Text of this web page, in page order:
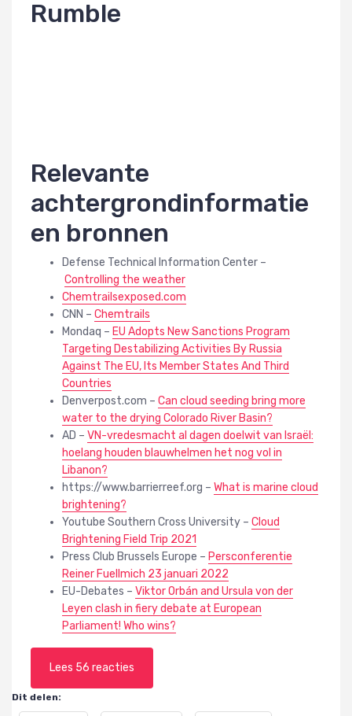
Rumble
Relevante
achtergrondinformatie
en bronnen
Defense Technical Information Center –
Controlling the weather
Chemtrailsexposed.com
CNN – Chemtrails
Mondaq – EU Adopts New Sanctions Program
Targeting Destabilizing Activities By Russia
Against The EU, Its Member States And Third
Countries
Denverpost.com – Can cloud seeding bring more
water to the drying Colorado River Basin?
AD – VN-vredesmacht al dagen doelwit van Israël:
hoelang houden blauwhelmen het nog vol in
Libanon?
https://www.barrierreef.org – What is marine cloud
brightening?
Youtube Southern Cross University – Cloud
Brightening Field Trip 2021
Press Club Brussels Europe – Persconferentie
Reiner Fuellmich 23 januari 2022
EU-Debates – Viktor Orbán and Ursula von der
Leyen clash in fiery debate at European
Parliament! Who wins?
Lees 56 reacties
Dit delen: